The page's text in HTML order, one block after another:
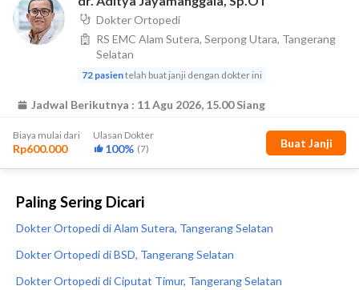
Paling Sering Dicari
Dokter Ortopedi di Alam Sutera, Tangerang Selatan
Dokter Ortopedi di BSD, Tangerang Selatan
Dokter Ortopedi di Ciputat Timur, Tangerang Selatan